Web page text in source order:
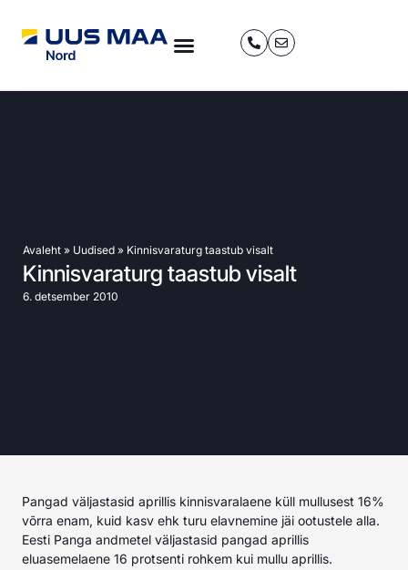
Avaleht » Uudised » Kinnisvaraturg taastub visalt
Kinnisvaraturg taastub visalt
6. detsember 2010
Pangad väljastasid aprillis kinnisvaralaene küll mullusest 16%
võrra enam, kuid kasv ehk turu elavnemine jäi ootustele alla.
Eesti Panga andmetel väljastasid pangad aprillis
eluasemelaene 16 protsenti rohkem kui mullu aprillis.